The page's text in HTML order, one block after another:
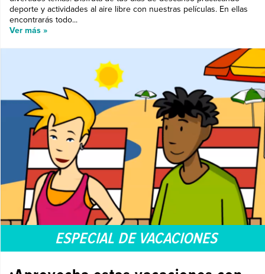
deporte y actividades al aire libre con nuestras películas. En ellas
encontrarás todo...
Ver más »
ESPECIAL DE VACACIONES